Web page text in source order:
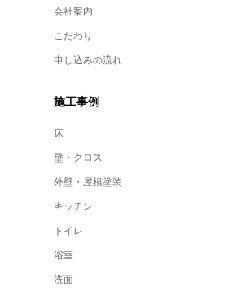
会社案内
こだわり
申し込みの流れ
施工事例
床
壁・クロス
外壁・屋根塗装
キッチン
トイレ
浴室
洗面